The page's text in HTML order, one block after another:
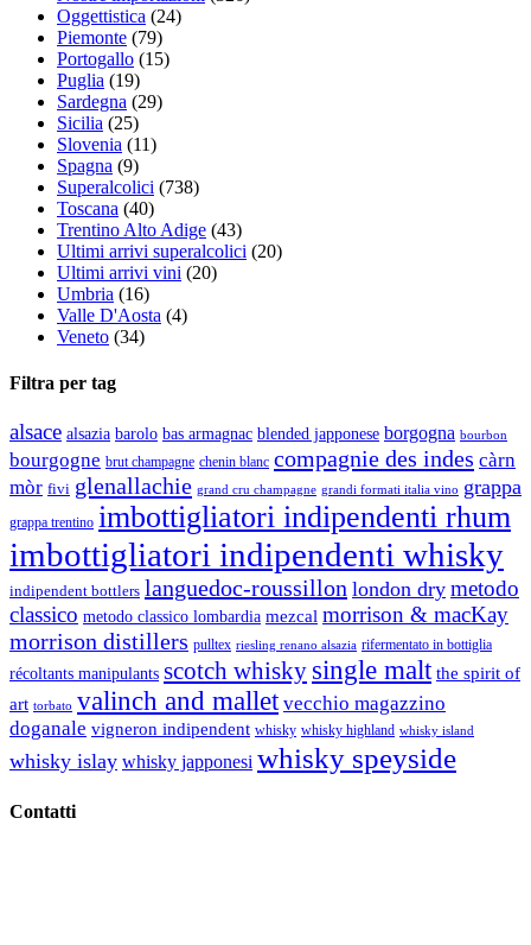
Oggettistica (24)
Piemonte (79)
Portogallo (15)
Puglia (19)
Sardegna (29)
Sicilia (25)
Slovenia (11)
Spagna (9)
Superalcolici (738)
Toscana (40)
Trentino Alto Adige (43)
Ultimi arrivi superalcolici (20)
Ultimi arrivi vini (20)
Umbria (16)
Valle D'Aosta (4)
Veneto (34)
Filtra per tag
alsace alsazia barolo bas armagnac blended japponese borgogna bourbon
bourgogne brut champagne chenin blanc compagnie des indes càrn
mòr fivi glenallachie grand cru champagne grandi formati italia vino grappa
grappa trentino imbottigliatori indipendenti rhum
imbottigliatori indipendenti whisky
indipendent bottlers languedoc-roussillon london dry metodo
classico metodo classico lombardia mezcal morrison & macKay
morrison distillers pulltex riesling renano alsazia rifermentato in bottiglia
récoltants manipulants scotch whisky single malt the spirit of
art torbato valinch and mallet vecchio magazzino
doganale vigneron indipendent whisky whisky highland whisky island
whisky islay whisky japponesi whisky speyside
Contatti